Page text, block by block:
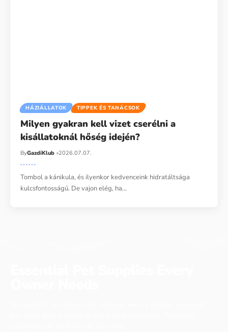
HÁZIÁLLATOK TIPPEK ÉS TANÁCSOK
Milyen gyakran kell vizet cserélni a
kisállatoknál hőség idején?
ByGazdiKlub 2026.07.07.
Tombol a kánikula, és ilyenkor kedvenceink hidratáltsága
kulcsfontosságú. De vajon elég, ha…